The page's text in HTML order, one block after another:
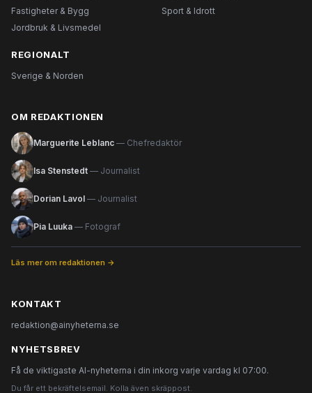
Fastigheter & Bygg
Sport & Idrott
Jordbruk & Livsmedel
REGIONALT
Sverige & Norden
OM REDAKTIONEN
Marguerite Leblanc — Chefredaktör
Isa Stenstedt — Journalist
Dorian Lavol — Journalist
Pia Luuka — Fotograf
Läs mer om redaktionen →
KONTAKT
redaktion@ainyheterna.se
NYHETSBREV
Få de viktigaste AI-nyheterna i din inkorg varje vardag kl 07:00.
Du får ett bekräftelsemail. Kolla även skräppost.